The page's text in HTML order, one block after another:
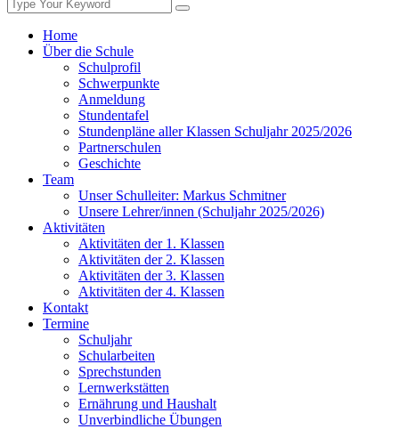
Home
Über die Schule
Schulprofil
Schwerpunkte
Anmeldung
Stundentafel
Stundenpläne aller Klassen Schuljahr 2025/2026
Partnerschulen
Geschichte
Team
Unser Schulleiter: Markus Schmitner
Unsere Lehrer/innen (Schuljahr 2025/2026)
Aktivitäten
Aktivitäten der 1. Klassen
Aktivitäten der 2. Klassen
Aktivitäten der 3. Klassen
Aktivitäten der 4. Klassen
Kontakt
Termine
Schuljahr
Schularbeiten
Sprechstunden
Lernwerkstätten
Ernährung und Haushalt
Unverbindliche Übungen